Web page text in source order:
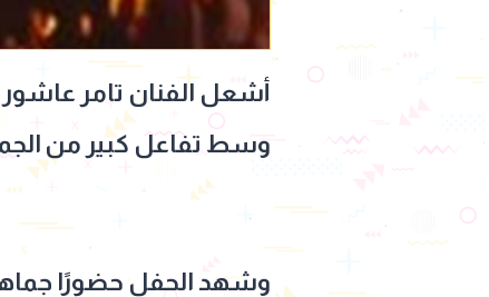
أشعل الفنان تامر عاشور
وسط تفاعل كبير من
وشهد الحفل حضورًا